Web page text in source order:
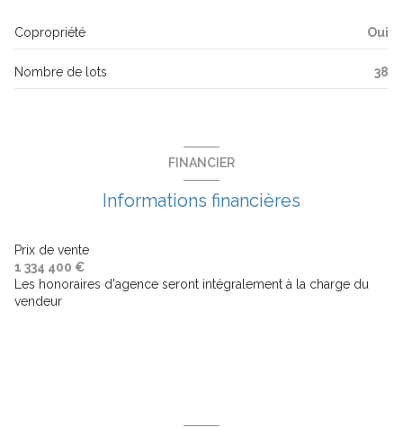
visiophone
interphone
Copropriété Oui
Nombre de lots 38
FINANCIER
Informations financières
Prix de vente
1 334 400 €
Les honoraires d'agence seront intégralement à la charge du
vendeur